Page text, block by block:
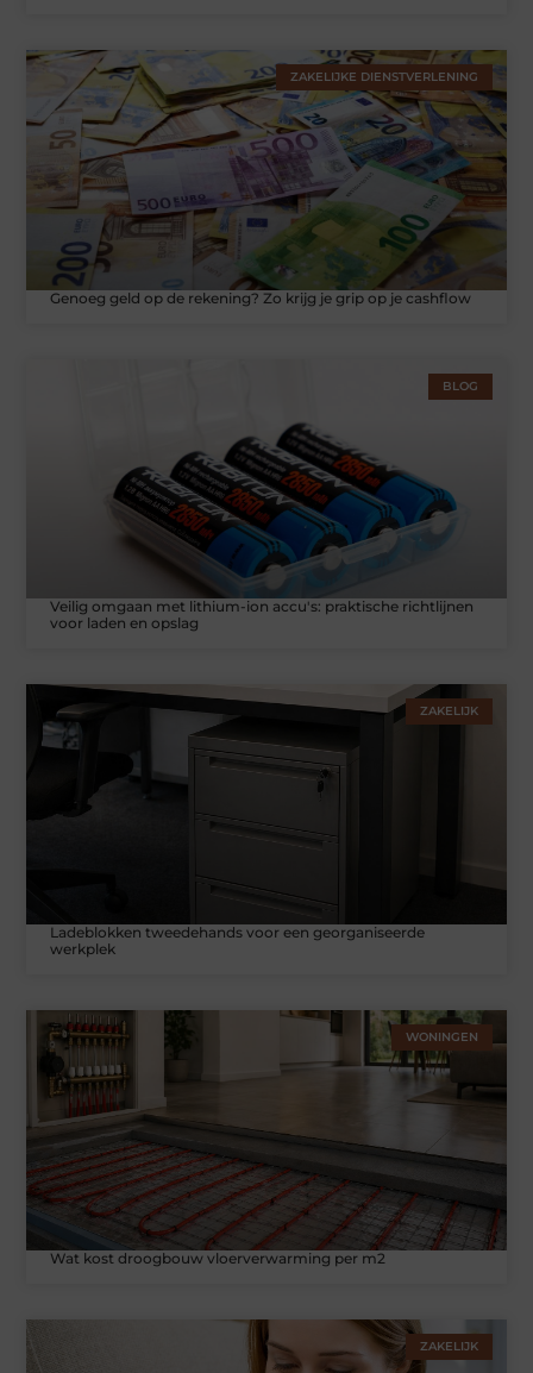
ZAKELIJKE DIENSTVERLENING
Genoeg geld op de rekening? Zo krijg je grip op je cashflow
BLOG
Veilig omgaan met lithium-ion accu's: praktische richtlijnen
voor laden en opslag
ZAKELIJK
Ladeblokken tweedehands voor een georganiseerde
werkplek
WONINGEN
Wat kost droogbouw vloerverwarming per m2
ZAKELIJK